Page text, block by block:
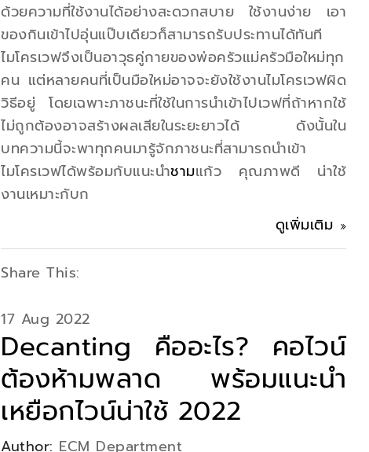
ด้วยความที่ใช้งานได้อย่างสะดวกสบาย ใช้งานง่าย เอา
ของกินเข้าไปอุ่นแป๊บเดียวก็สามารถรับประทานได้ทันที
ไมโครเวฟจึงเป็นอาวุธคู่กายของพ่อครัวแม่ครัวมือใหม่ทุก
คน แต่หลายคนที่เป็นมือใหม่อาจจะยังใช้งานไมโครเวฟผิด
วิธีอยู่ โดยเฉพาะภาชนะที่ใช้ในการนำเข้าไปเวฟที่ถ้าหากใช้
ไม่ถูกต้องอาจสร้างผลเสียในระยะยาวได้ ดังนั้นใน
บทความนี้จะพาทุกคนมารู้จักภาชนะที่สามารถนำเข้า
ไมโครเวฟได้พร้อมกับแนะนำชามแก้ว คุณภาพดี น่าใช้
งานเหมาะกับก
ดูเพิ่มเติม
Share This:
17 Aug 2022
Decanting คืออะไร? คอไวน์
ต้องห้ามพลาด พร้อมแนะนำ
เหยือกไวน์น่าใช้ 2022
Author: ECM Department